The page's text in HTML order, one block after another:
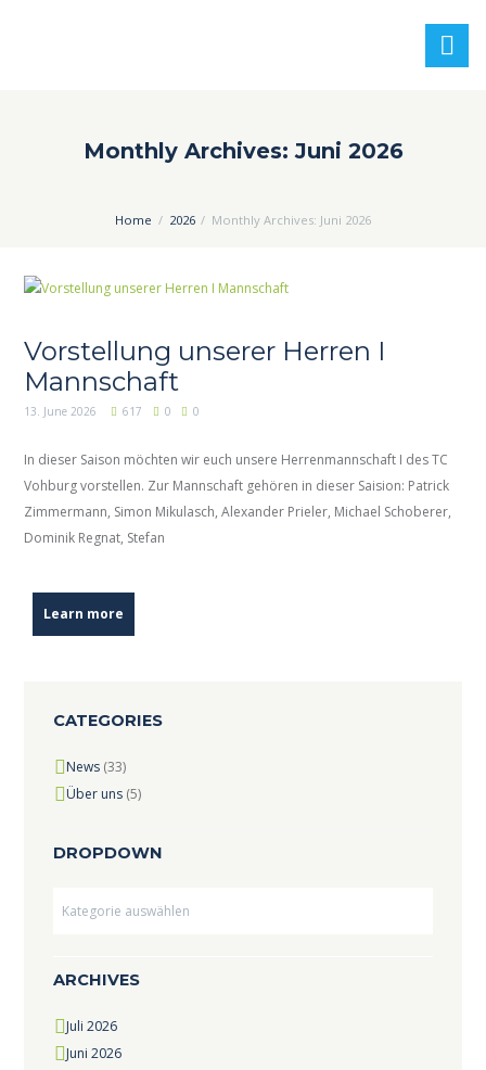
Monthly Archives: Juni 2026
Home 2026 Monthly Archives: Juni 2026
Vorstellung unserer Herren I
Mannschaft
13. June 2026 617 0 0
In dieser Saison möchten wir euch unsere Herrenmannschaft I des TC
Vohburg vorstellen. Zur Mannschaft gehören in dieser Saision: Patrick
Zimmermann, Simon Mikulasch, Alexander Prieler, Michael Schoberer,
Dominik Regnat, Stefan
Learn more
CATEGORIES
News(33)
Über uns(5)
DROPDOWN
ARCHIVES
Juli 2026
Juni 2026